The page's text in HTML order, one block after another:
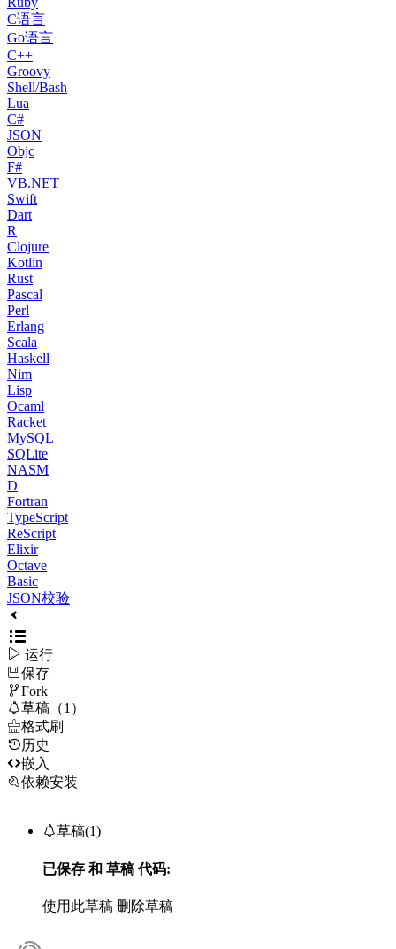
C语言
Go语言
C++
Groovy
Shell/Bash
Lua
C#
JSON
Objc
F#
VB.NET
Swift
Dart
R
Clojure
Kotlin
Rust
Pascal
Perl
Erlang
Scala
Haskell
Nim
Lisp
Ocaml
Racket
MySQL
SQLite
NASM
D
Fortran
TypeScript
ReScript
Elixir
Octave
Basic
JSON校验
 运行
保存
Fork
草稿（1）
格式刷
历史
嵌入
依赖安装
草稿(1)
已保存 和 草稿代码:
使用此草稿 删除草稿